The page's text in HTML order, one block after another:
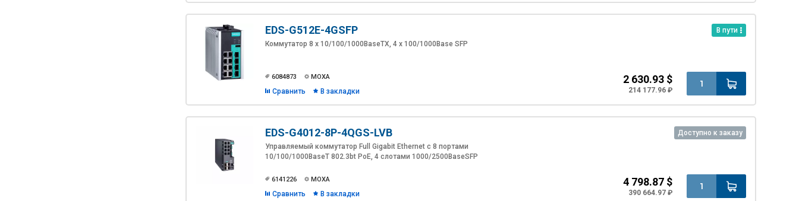
В пути
EDS-G512E-4GSFP
Коммутатор 8 x 10/100/1000BaseTX, 4 x 100/1000Base SFP
6084873 MOXA
Сравнить В закладки
2 630.93 $
214 177.96 ₽
Доступно к заказу
EDS-G4012-8P-4QGS-LVB
Управляемый коммутатор Full Gigabit Ethernet с 8 портами
10/100/1000BaseT 802.3bt PoE, 4 слотами 1000/2500BaseSFP
6141226 MOXA
Сравнить В закладки
4 798.87 $
390 664.97 ₽